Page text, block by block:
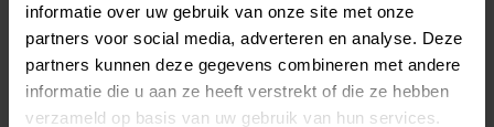
informatie over uw gebruik van onze site met onze
partners voor social media, adverteren en analyse. Deze
partners kunnen deze gegevens combineren met andere
informatie die u aan ze heeft verstrekt of die ze hebben
verzameld op basis van uw gebruik van hun services.
T/m 1945
0%